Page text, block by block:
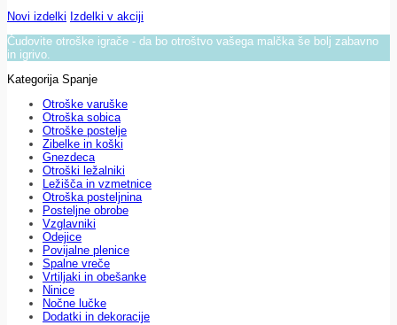
Novi izdelki Izdelki v akciji
Čudovite otroške igrače - da bo otroštvo vašega malčka še bolj zabavno
in igrivo.
Kategorija Spanje
Otroške varuške
Otroška sobica
Otroške postelje
Zibelke in koški
Gnezdeca
Otroški ležalniki
Ležišča in vzmetnice
Otroška posteljnina
Posteljne obrobe
Vzglavniki
Odejice
Povijalne plenice
Spalne vreče
Vrtiljaki in obešanke
Ninice
Nočne lučke
Dodatki in dekoracije